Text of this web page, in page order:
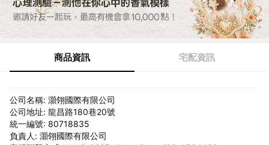
商品資訊 宅配資訊
公司名稱: 灝翎國際有限公司
公司地址: 龍昌路180巷20號
統一編號: 80718835
負責人: 灝翎國際有限公司